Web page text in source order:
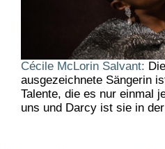
Cécile McLorin Salvant:
ausgezeichnete Sängerin
Talente, die es nur einmal
uns und Darcy ist sie in